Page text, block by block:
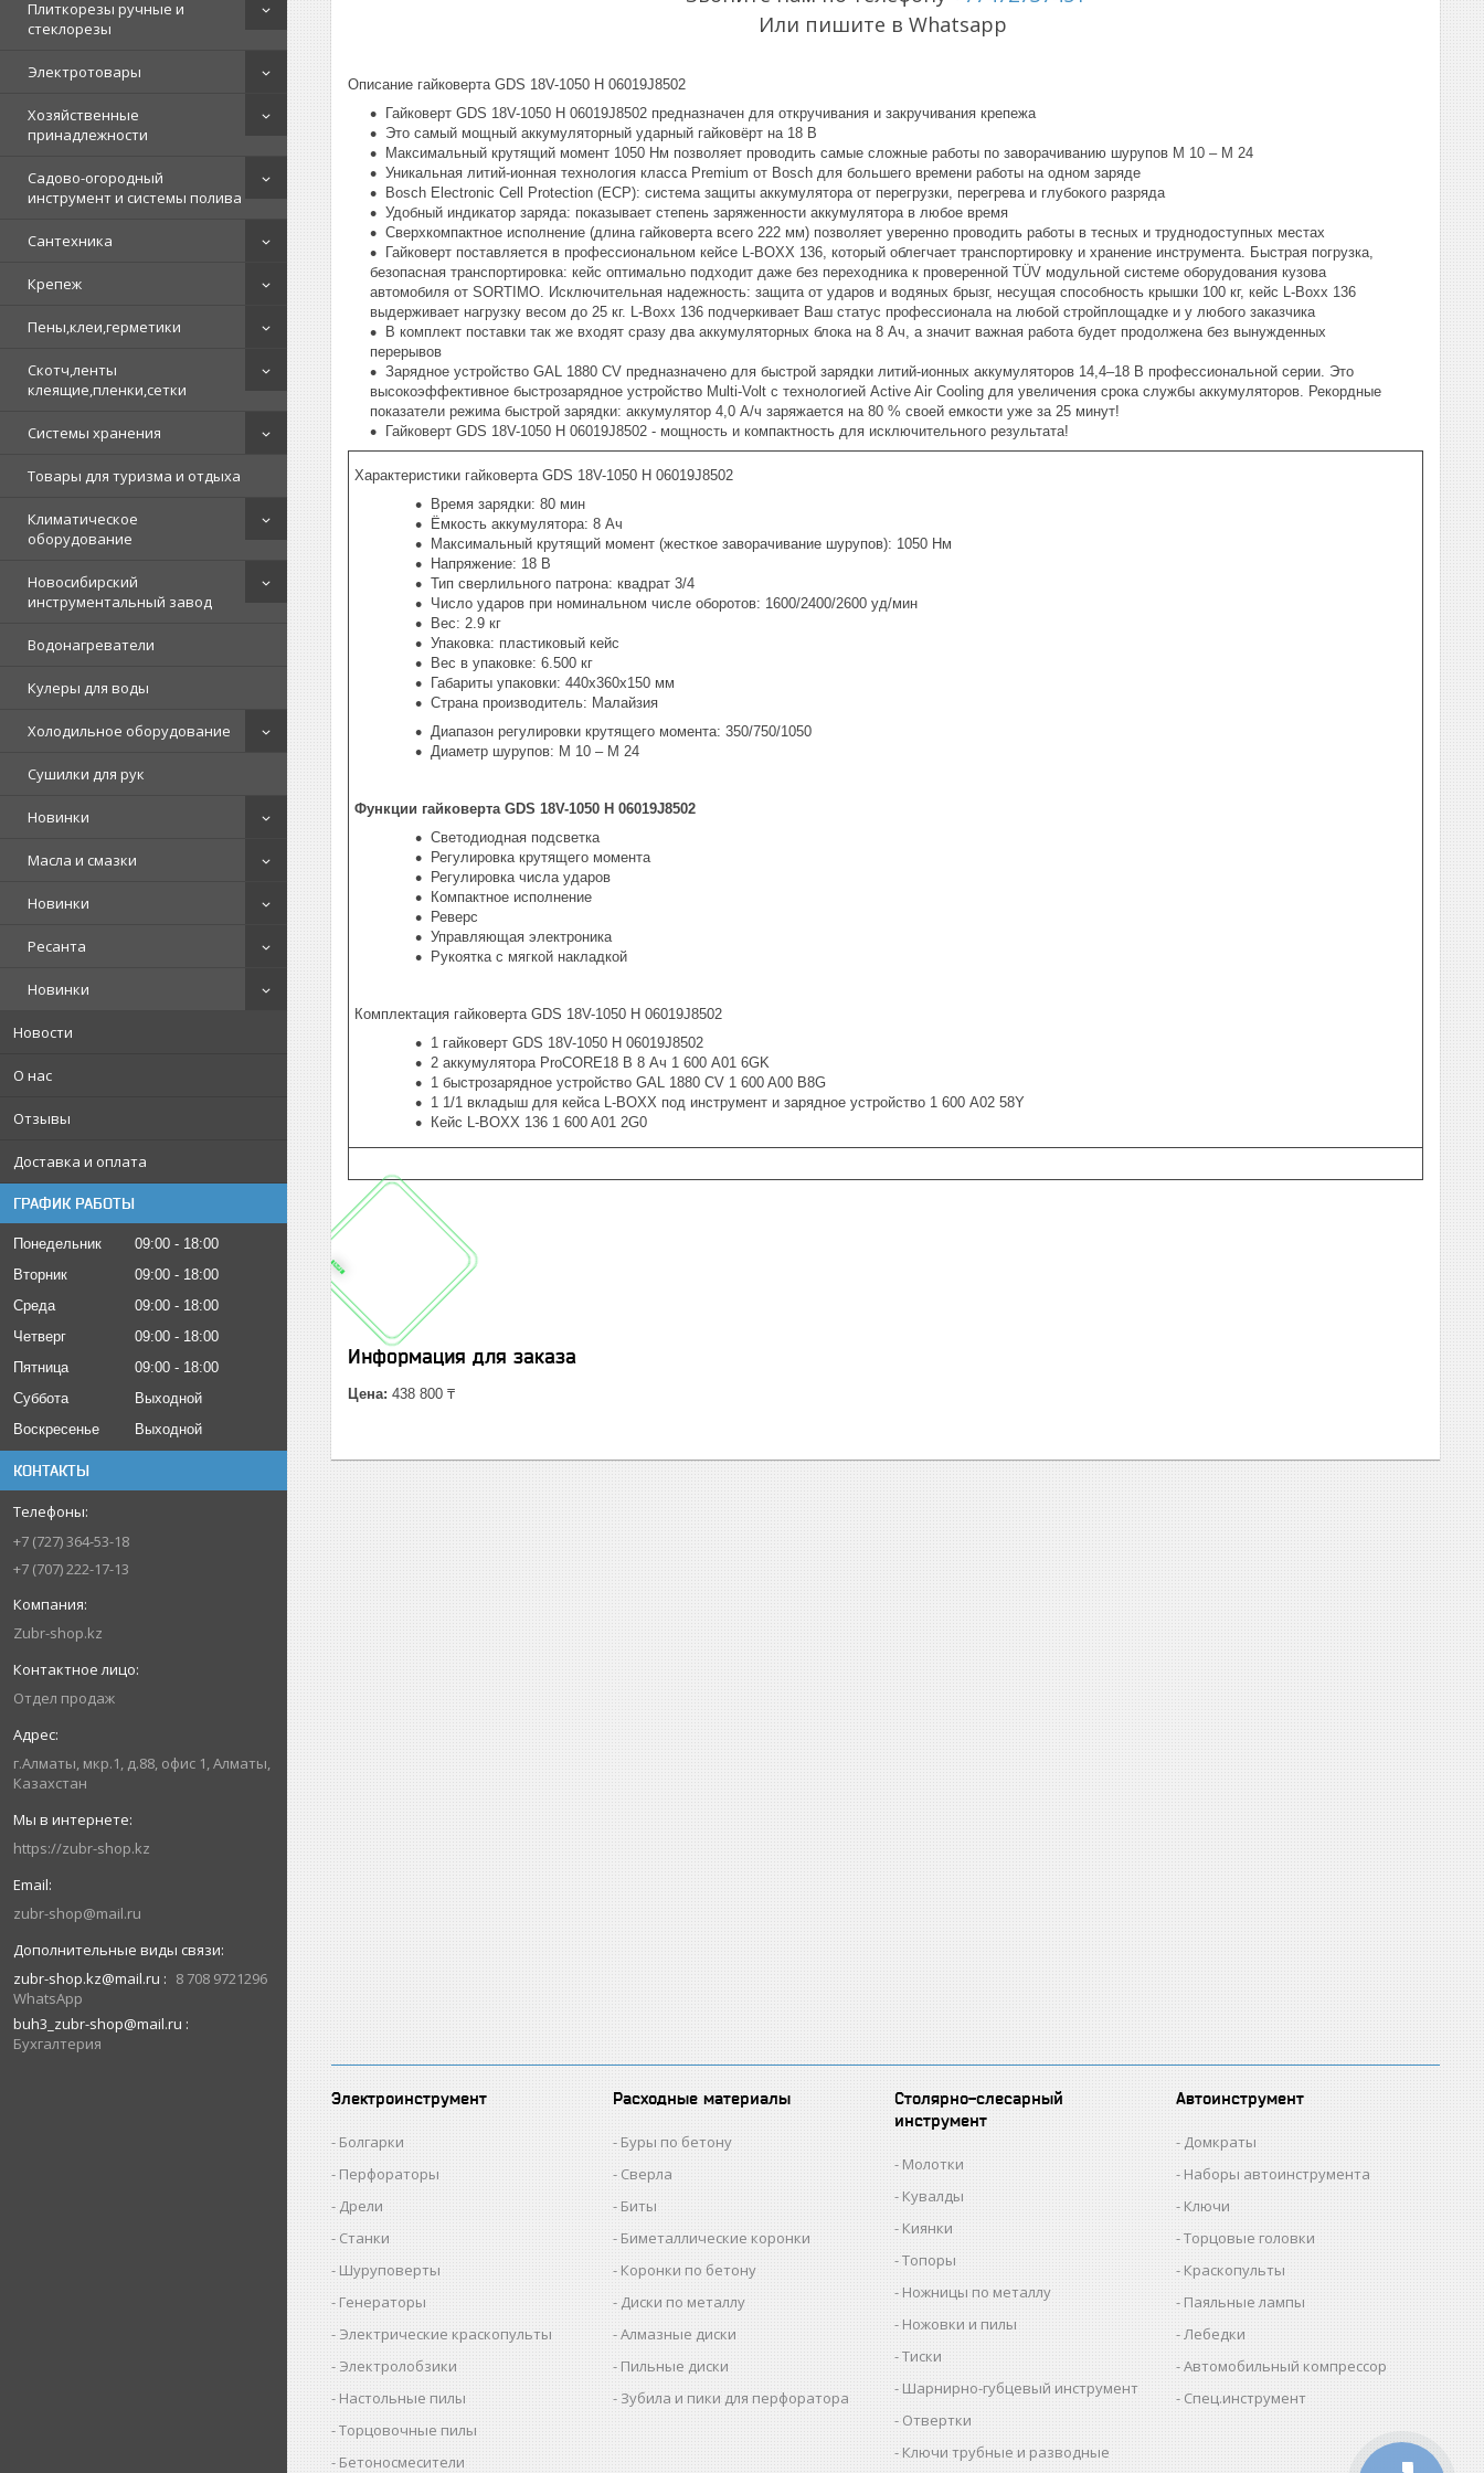
Плиткорезы ручные и
стеклорезы
Электротовары
Хозяйственные
принадлежности
Садово-огородный
инструмент и системы полива
Сантехника
Крепеж
Пены,клеи,герметики
Скотч,ленты
клеящие,пленки,сетки
Системы хранения
Товары для туризма и отдыха
Климатическое
оборудование
Новосибирский
инструментальный завод
Водонагреватели
Кулеры для воды
Холодильное оборудование
Сушилки для рук
Новинки
Масла и смазки
Новинки
Ресанта
Новинки
Новости
О нас
Отзывы
Доставка и оплата
ГРАФИК РАБОТЫ
Понедельник 09:00
18:00
Вторник
09:00
18:00
Среда
09:00
18:00
Четверг
09:00
18:00
Пятница
09:00
18:00
Суббота
Выходной
Воскресенье
Выходной
КОНТАКТЫ
+7 (727) 364-53-18
+7 (707) 222-17-13
Zubr-shop.kz
Отдел продаж
г.Алматы, мкр.1, д.88, офис 1, Алматы,
Казахстан
https://zubr-shop.kz
zubr-shop@mail.ru
zubr-shop.kz@mail.ru
8 708 9721296
WhatsApp
buh3_zubr-shop@mail.ru
Бухгалтерия
Или пишите в Whatsapp
Описание гайковерта GDS 18V-1050 H 06019J8502
Гайковерт GDS 18V-1050 H 06019J8502 предназначен для откручивания и закручивания крепежа
Это самый мощный аккумуляторный ударный гайковёрт на 18 В
Максимальный крутящий момент 1050 Нм позволяет проводить самые сложные работы по заворачиванию шурупов M 10 – M 24
Уникальная литий-ионная технология класса Premium от Bosch для большего времени работы на одном заряде
Bosch Electronic Cell Protection (ECP): система защиты аккумулятора от перегрузки, перегрева и глубокого разряда
Удобный индикатор заряда: показывает степень заряженности аккумулятора в любое время
Сверхкомпактное исполнение (длина гайковерта всего 222 мм) позволяет уверенно проводить работы в тесных и труднодоступных местах
Гайковерт поставляется в профессиональном кейсе L-BOXX 136, который облегчает транспортировку и хранение инструмента. Быстрая погрузка,
безопасная транспортировка: кейс оптимально подходит даже без переходника к проверенной TÜV модульной системе оборудования кузова
автомобиля от SORTIMO. Исключительная надежность: защита от ударов и водяных брызг, несущая способность крышки 100 кг, кейс L-Boxx 136
выдерживает нагрузку весом до 25 кг. L-Boxx 136 подчеркивает Ваш статус профессионала на любой стройплощадке и у любого заказчика
В комплект поставки так же входят сразу два аккумуляторных блока на 8 Ач, а значит важная работа будет продолжена без вынужденных
перерывов
Зарядное устройство GAL 1880 CV предназначено для быстрой зарядки литий-ионных аккумуляторов 14,4–18 В профессиональной серии. Это
высокоэффективное быстрозарядное устройство Multi-Volt с технологией Active Air Cooling для увеличения срока службы аккумуляторов. Рекордные
показатели режима быстрой зарядки: аккумулятор 4,0 А/ч заряжается на 80 % своей емкости уже за 25 минут!
Гайковерт GDS 18V-1050 H 06019J8502 - мощность и компактность для исключительного результата!
Характеристики гайковерта GDS 18V-1050 H 06019J8502
Время зарядки: 80 мин
Ёмкость аккумулятора: 8 Ач
Максимальный крутящий момент (жесткое заворачивание шурупов): 1050 Нм
Напряжение: 18 В
Тип сверлильного патрона: квадрат 3/4
Число ударов при номинальном числе оборотов: 1600/2400/2600 уд/мин
Вес: 2.9 кг
Упаковка: пластиковый кейс
Вес в упаковке: 6.500 кг
Габариты упаковки: 440х360х150 мм
Страна производитель: Малайзия
Диапазон регулировки крутящего момента: 350/750/1050
Диаметр шурупов: M 10 – M 24
Функции гайковерта GDS 18V-1050 H 06019J8502
Светодиодная подсветка
Регулировка крутящего момента
Регулировка числа ударов
Компактное исполнение
Реверс
Управляющая электроника
Рукоятка с мягкой накладкой
Комплектация гайковерта GDS 18V-1050 H 06019J8502
1 гайковерт GDS 18V-1050 H 06019J8502
2 аккумулятора ProCORE18 В 8 Ач 1 600 A01 6GK
1 быстрозарядное устройство GAL 1880 CV 1 600 A00 B8G
1 1/1 вкладыш для кейса L-BOXX под инструмент и зарядное устройство 1 600 A02 58Y
Кейс L-BOXX 136 1 600 A01 2G0
Информация для заказа
Цена: 438 800 ₸
Электроинструмент
Болгарки
Перфораторы
Дрели
Станки
Шуруповерты
Генераторы
Электрические краскопульты
Электролобзики
Настольные пилы
Торцовочные пилы
Бетоносмесители
Расходные материалы
Буры по бетону
Сверла
Биты
Биметаллические коронки
Коронки по бетону
Диски по металлу
Алмазные диски
Пильные диски
Зубила и пики для перфоратора
Столярно-слесарный
инструмент
Молотки
Кувалды
Киянки
Топоры
Ножницы по металлу
Ножовки и пилы
Тиски
Шарнирно-губцевый инструмент
Отвертки
Ключи трубные и разводные
Автоинструмент
Домкраты
Наборы автоинструмента
Ключи
Торцовые головки
Краскопульты
Паяльные лампы
Лебедки
Автомобильный компрессор
Спец.инструмент